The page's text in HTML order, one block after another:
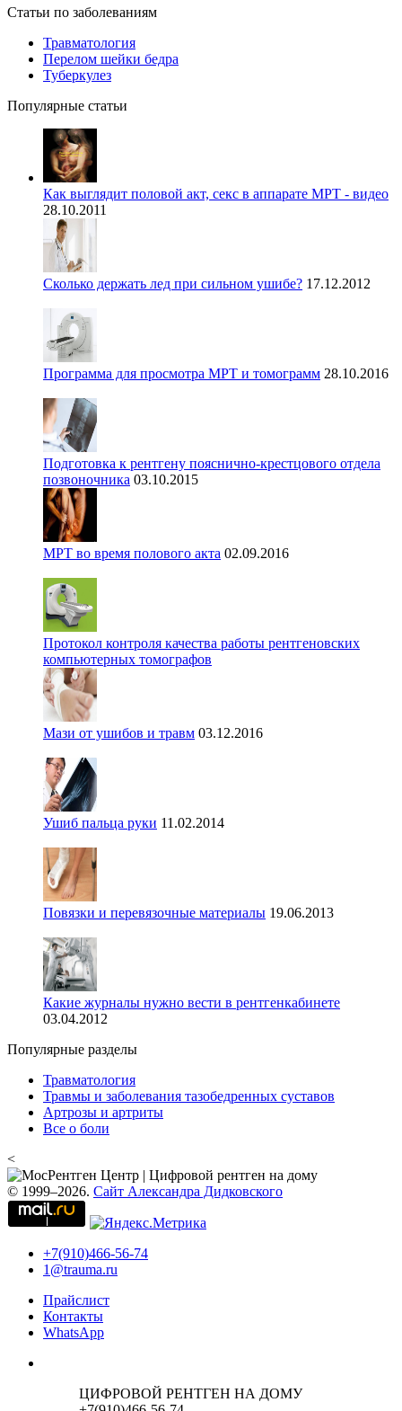
Статьи по заболеваниям
Травматология
Перелом шейки бедра
Туберкулез
Популярные статьи
Как выглядит половой акт, секс в аппарате МРТ - видео
28.10.2011
Сколько держать лед при сильном ушибе? 17.12.2012
Программа для просмотра МРТ и томограмм 28.10.2016
Подготовка к рентгену пояснично-крестцового отдела
позвоночника 03.10.2015
МРТ во время полового акта 02.09.2016
Протокол контроля качества работы рентгеновских
компьютерных томографов
Мази от ушибов и травм 03.12.2016
Ушиб пальца руки 11.02.2014
Повязки и перевязочные материалы 19.06.2013
Какие журналы нужно вести в рентгенкабинете
03.04.2012
Популярные разделы
Травматология
Травмы и заболевания тазобедренных суставов
Артрозы и артриты
Все о боли
<
© 1999–2026. Сайт Александра Дидковского
+7(910)466-56-74
1@trauma.ru
Прайслист
Контакты
WhatsApp
ЦИФРОВОЙ РЕНТГЕН НА ДОМУ